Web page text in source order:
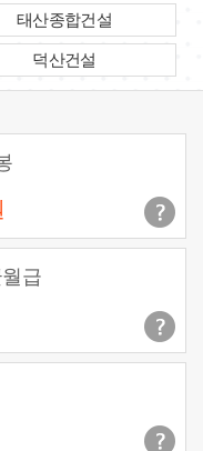
태산종합건설
덕산건설
급